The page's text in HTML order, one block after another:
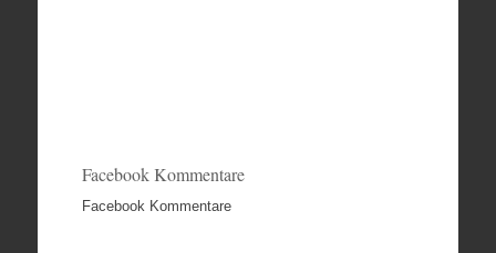
Facebook Kommentare
Facebook Kommentare